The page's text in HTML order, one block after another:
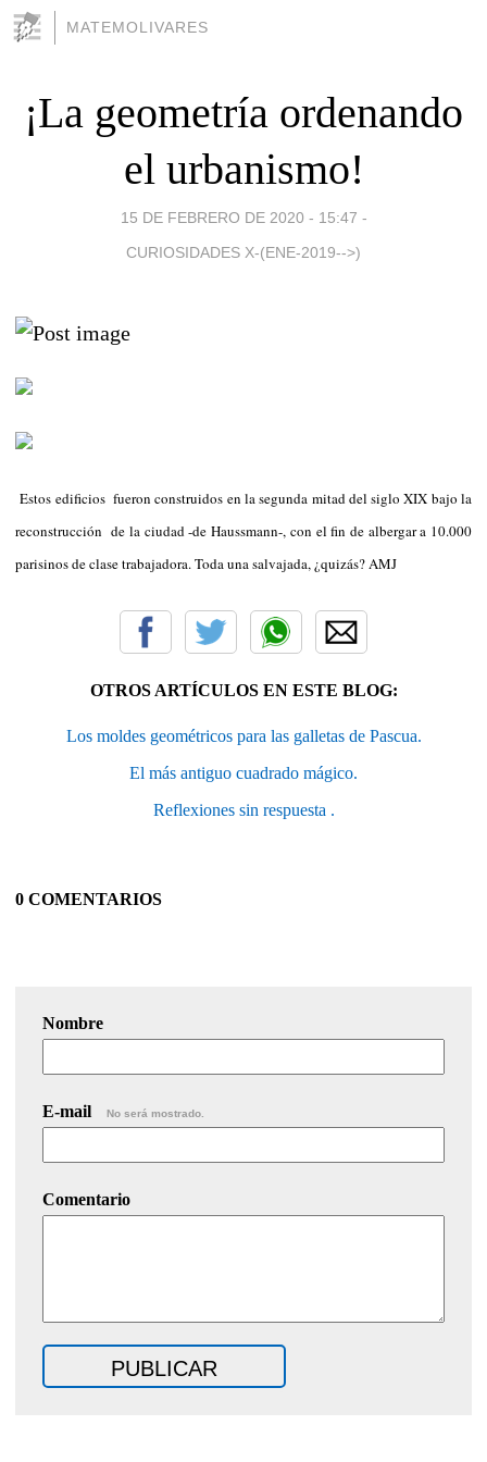
MATEMOLIVARES
¡La geometría ordenando
el urbanismo!
15 DE FEBRERO DE 2020 - 15:47 -
CURIOSIDADES X-(ENE-2019-->)
Estos edificios fueron construidos en la segunda mitad del siglo XIX bajo la
reconstrucción de la ciudad -de Haussmann-, con el fin de albergar a 10.000
parisinos de clase trabajadora. Toda una salvajada, ¿quizás? AMJ
OTROS ARTÍCULOS EN ESTE BLOG:
Los moldes geométricos para las galletas de Pascua.
El más antiguo cuadrado mágico.
Reflexiones sin respuesta .
0 COMENTARIOS
Nombre
E-mail No será mostrado.
Comentario